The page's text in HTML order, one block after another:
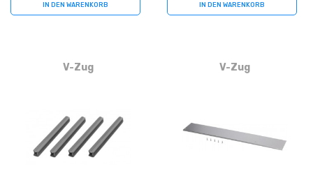
IN DEN WARENKORB IN DEN WARENKORB
V-Zug V-Zug